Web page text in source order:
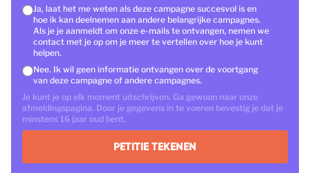
Ja, laat het me weten als deze campagne succesvol is en
hoe ik kan deelnemen aan andere belangrijke campagnes.
Als je je aanmeldt om onze e-mails te ontvangen, nemen we
contact met je op om je meer te vertellen over hoe je kunt
helpen.
Nee. Ik wil geen informatie ontvangen over de voortgang
van deze campagne of andere campagnes.
Je kunt je op elk moment uitschrijven. Ga gewoon naar onze
afmeldingspagina. Door je gegevens in te voeren bevestig je dat je
minstens 16 jaar oud bent.
PETITIE TEKENEN